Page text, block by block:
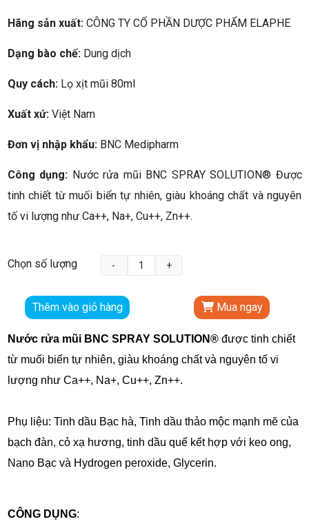
Hãng sản xuất: CÔNG TY CỔ PHẦN DƯỢC PHẨM ELAPHE
Dạng bào chế: Dung dịch
Quy cách: Lọ xịt mũi 80ml
Xuất xứ: Việt Nam
Đơn vị nhập khẩu: BNC Medipharm
Công dụng: Nước rửa mũi BNC SPRAY SOLUTION® Được
tinh chiết từ muối biển tự nhiên, giàu khoáng chất và nguyên
tố vi lượng như Ca++, Na+, Cu++, Zn++.
Chọn số lượng
Thêm vào giỏ hàng Mua ngay
Nước rửa mũi BNC SPRAY SOLUTION® được tinh chiết
từ muối biển tự nhiên, giàu khoáng chất và nguyên tố vi
lượng như Ca++, Na+, Cu++, Zn++.
Phụ liệu: Tinh dầu Bạc hà, Tinh dầu thảo mộc mạnh mẽ của
bạch đàn, cỏ xạ hương, tinh dầu quế kết hợp với keo ong,
Nano Bạc và Hydrogen peroxide, Glycerin.
CÔNG DỤNG: